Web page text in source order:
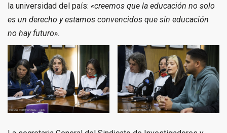
la universidad del país: «creemos que la educación no solo
es un derecho y estamos convencidos que sin educación
no hay futuro».